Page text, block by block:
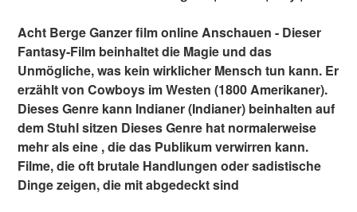
Acht Berge Ganzer film online Anschauen - Dieser
Fantasy-Film beinhaltet die Magie und das
Unmögliche, was kein wirklicher Mensch tun kann. Er
erzählt von Cowboys im Westen (1800 Amerikaner).
Dieses Genre kann Indianer (Indianer) beinhalten auf
dem Stuhl sitzen Dieses Genre hat normalerweise
mehr als eine , die das Publikum verwirren kann.
Filme, die oft brutale Handlungen oder sadistische
Dinge zeigen, die mit abgedeckt sind